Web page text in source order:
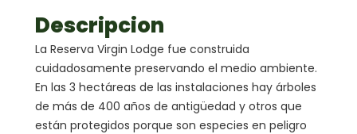
Descripcion
La Reserva Virgin Lodge fue construida
cuidadosamente preservando el medio ambiente.
En las 3 hectáreas de las instalaciones hay árboles
de más de 400 años de antigüedad y otros que
están protegidos porque son especies en peligro